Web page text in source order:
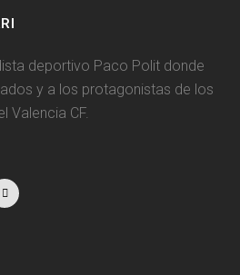
deportivo Paco Polit donde
y a los protagonistas de los
Valencia CF.